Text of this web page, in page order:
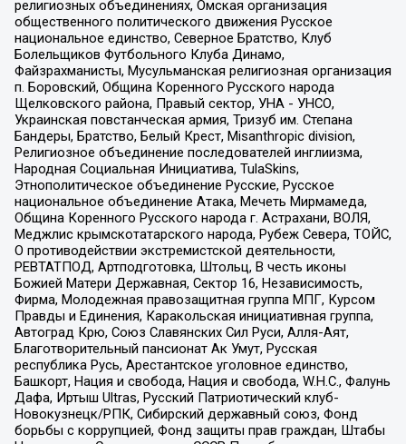
религиозных объединениях, Омская организация
общественного политического движения Русское
национальное единство, Северное Братство, Клуб
Болельщиков Футбольного Клуба Динамо,
Файзрахманисты, Мусульманская религиозная организация
п. Боровский, Община Коренного Русского народа
Щелковского района, Правый сектор, УНА - УНСО,
Украинская повстанческая армия, Тризуб им. Степана
Бандеры, Братство, Белый Крест, Misanthropic division,
Религиозное объединение последователей инглиизма,
Народная Социальная Инициатива, TulaSkins,
Этнополитическое объединение Русские, Русское
национальное объединение Атака, Мечеть Мирмамеда,
Община Коренного Русского народа г. Астрахани, ВОЛЯ,
Меджлис крымскотатарского народа, Рубеж Севера, ТОЙС,
О противодействии экстремистской деятельности,
РЕВТАТПОД, Артподготовка, Штольц, В честь иконы
Божией Матери Державная, Сектор 16, Независимость,
Фирма, Молодежная правозащитная группа МПГ, Курсом
Правды и Единения, Каракольская инициативная группа,
Автоград Крю, Союз Славянских Сил Руси, Алля-Аят,
Благотворительный пансионат Ак Умут, Русская
республика Русь, Арестантское уголовное единство,
Башкорт, Нация и свобода, Нация и свобода, W.H.С., Фалунь
Дафа, Иртыш Ultras, Русский Патриотический клуб-
Новокузнецк/РПК, Сибирский державный союз, Фонд
борьбы с коррупцией, Фонд защиты прав граждан, Штабы